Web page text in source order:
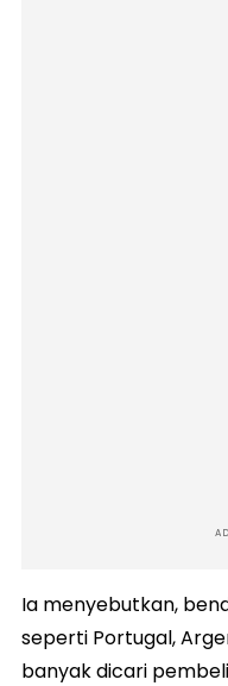
Ia menyebutkan,
seperti Portugal,
banyak dicari